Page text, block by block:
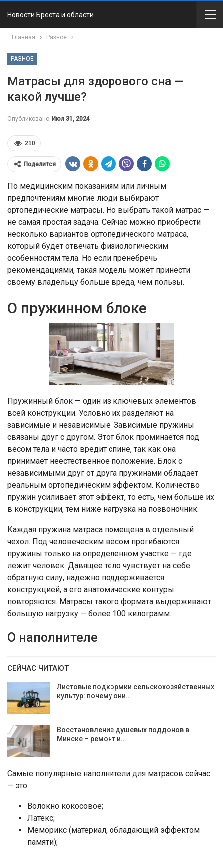
Новости Бреста и области
Главная Разное
РАЗНОЕ
Матрасы для здорового сна —
какой лучше?
Опубликовано Июл 31, 2024
210
Поделится
По медицинским показаниям или личным
предпочтениям многие люди выбирают
ортопедические матрасы. Но выбрать такой матрас —
не самая простая задача. Сейчас можно приобрести
несколько вариантов ортопедического матраса,
который будет отвечать физиологическим
особенностям тела. Но если пренебречь
рекомендациями, такая модель может принести
своему владельцу больше вреда, чем пользы.
О пружинном блоке
Пружинный блок — один из ключевых элементов
всей конструкции. Условно их разделяют на
зависимые и независимые. Зависимые пружины
связаны друг с другом. Этот блок проминается под
весом тела и часто вредит спине, так как она
принимает неестественное положение. Блок с
независимыми друг от друга пружинами обладает
реальным ортопедическим эффектом. Количество
пружин усиливает этот эффект, то есть, чем больше их
в конструкции, тем ниже нагрузка на позвоночник.
Каждая пружина матраса помещена в отдельный
чехол. Под человеческим весом прогибаются
пружины только на определенном участке — где
лежит человек. Давящее тело чувствует на себе
обратную силу, надежно поддерживается
конструкцией, а его анатомические контуры
повторяются. Матрасы такого формата выдерживают
большую нагрузку — более 100 килограмм.
О наполнителе
СЕЙЧАС ЧИТАЮТ
Листовые подкормки сельскохозяйственных
культур: почему они…
Восстановление душевых поддонов в
Минске – ремонт и…
Самые популярные наполнители для матрасов сейчас
— это:
Волокно кокосовое;
Латекс;
Меморикс (материал, обладающий эффектом
памяти);